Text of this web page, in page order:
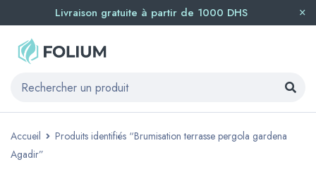
Livraison gratuite à partir de 1000 DHS
Accueil
Produits identifiés “Brumisation terrasse pergola gardena
Agadir”